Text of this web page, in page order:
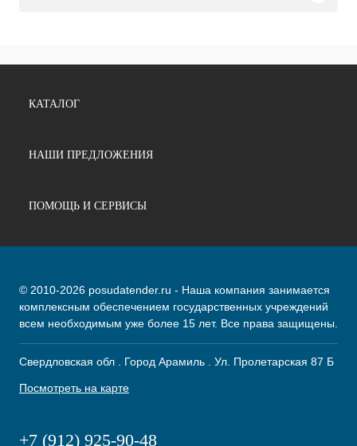
КАТАЛОГ
НАШИ ПРЕДЛОЖЕНИЯ
ПОМОЩЬ И СЕРВИСЫ
© 2010-2026 posudatender.ru - Наша компания занимается
комплексным обеспечением государственных учреждений
всем необходимым уже более 15 лет. Все права защищены.
Свердловская обл . Город Арамиль . Ул. Пролетарская 87 Б
Посмотреть на карте
+7 (912) 925-90-48